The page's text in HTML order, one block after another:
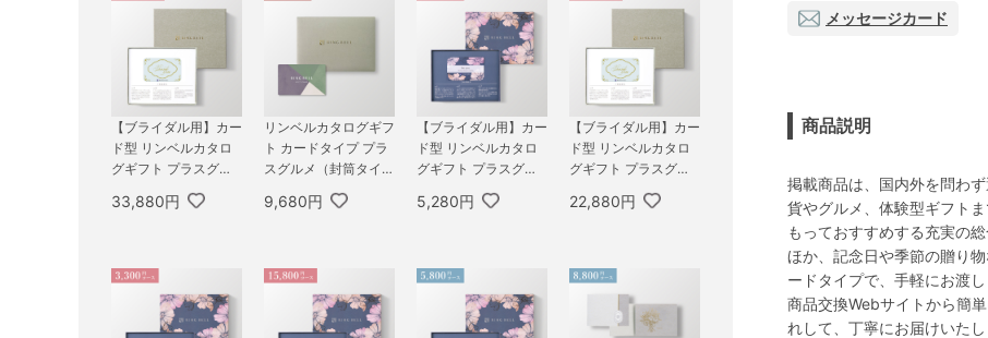
【ブライダル用】カー
ド型 リンベルカタロ
グギフト プラスグル
SSIC） 30,800円コ
33,880円
リンベルカタログギフ
ト カードタイプ プラ
スグルメ（封筒タイ
カシオペア＆フォナッ
9,680円
【ブライダル用】カー
ド型 リンベルカタロ
グギフト プラスグル
WER） 4,800円コー
5,280円
【ブライダル用】カー
ド型 リンベルカタロ
グギフト プラスグル
SSIC） 20,800円コー
22,880円
メッセージカード
商品説明
掲載商品は、国内外を問わ
貨やグルメ、体験型ギフト
もっておすすめする充実の
ほか、記念日や季節の贈り
ードタイプで、手軽にお渡
商品交換Webサイトから簡
れして、丁寧にお届けいたし